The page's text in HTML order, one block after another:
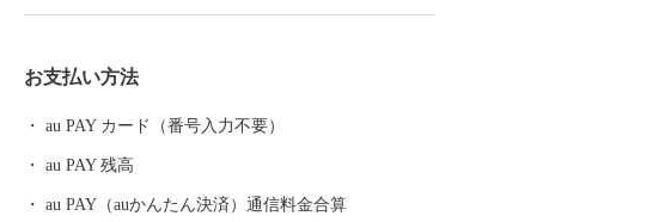
を相手にする北海道ならではのアクティビティも人気
の早期返還を願い、市民一丸となって世論の先頭に立
ち、運動を展開しています。 まちの再生・発展のため
お支払い方法
au PAY カード（番号入力不要）
au PAY 残高
au PAY（auかんたん決済）通信料金合算